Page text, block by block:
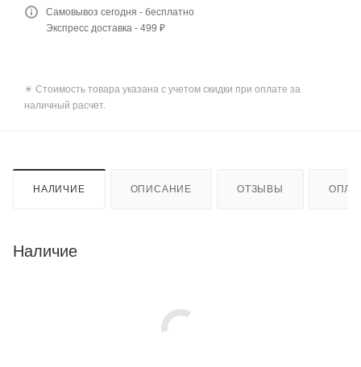
Самовывоз сегодня - бесплатно
Экспресс доставка - 499 ₽
✴️ Стоимость товара указана с учетом скидки при оплате за
наличный расчет.
НАЛИЧИЕ ОПИСАНИЕ ОТЗЫВЫ
Наличие